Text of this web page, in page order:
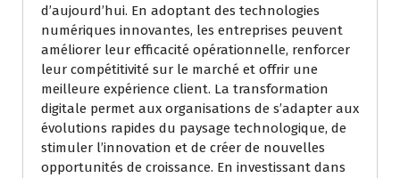
d’aujourd’hui. En adoptant des technologies
numériques innovantes, les entreprises peuvent
améliorer leur efficacité opérationnelle, renforcer
leur compétitivité sur le marché et offrir une
meilleure expérience client. La transformation
digitale permet aux organisations de s’adapter aux
évolutions rapides du paysage technologique, de
stimuler l’innovation et de créer de nouvelles
opportunités de croissance. En investissant dans